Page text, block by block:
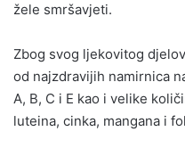
žele smršavjeti.
Zbog svog ljekovitog
od najzdravijih namirnica
A, B, C i E kao i velike
luteina, cinka, mangana i